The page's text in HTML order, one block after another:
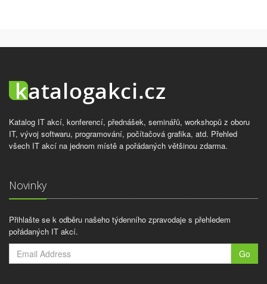
Katalog IT akcí, konferencí, přednášek, seminářů, workshopů z oboru
IT, vývoj softwaru, programování, počítačová grafika, atd. Přehled
všech IT akcí na jednom místě a pořádaných většinou zdarma.
Novinky
Přihlašte se k odběru našeho týdenního zpravodaje s přehledem
pořádaných IT akcí.
Go